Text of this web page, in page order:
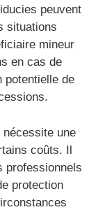
peuvent
situations
mineur
en cas de
potentielle de
nécessite une
coûts. Il
professionnels
protection